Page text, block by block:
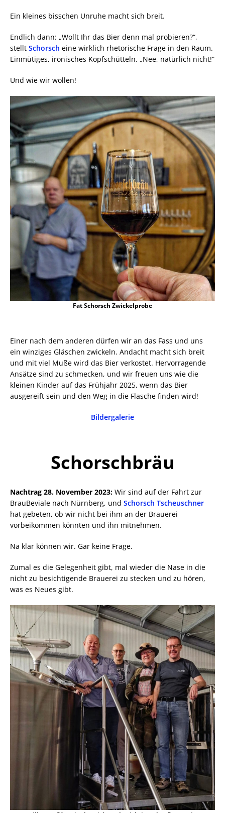
Ein kleines bisschen Unruhe macht sich breit.
Endlich dann: „Wollt Ihr das Bier denn mal probieren?“,
stellt Schorsch eine wirklich rhetorische Frage in den Raum.
Einmütiges, ironisches Kopfschütteln. „Nee, natürlich nicht!“
Und wie wir wollen!
Fat Schorsch Zwickelprobe
Einer nach dem anderen dürfen wir an das Fass und uns
ein winziges Gläschen zwickeln. Andacht macht sich breit
und mit viel Muße wird das Bier verkostet. Hervorragende
Ansätze sind zu schmecken, und wir freuen uns wie die
kleinen Kinder auf das Frühjahr 2025, wenn das Bier
ausgereift sein und den Weg in die Flasche finden wird!
Bildergalerie
Schorschbräu
Nachtrag 28. November 2023: Wir sind auf der Fahrt zur
BrauBeviale nach Nürnberg, und Schorsch Tscheuschner
hat gebeten, ob wir nicht bei ihm an der Brauerei
vorbeikommen könnten und ihn mitnehmen.
Na klar können wir. Gar keine Frage.
Zumal es die Gelegenheit gibt, mal wieder die Nase in die
nicht zu besichtigende Brauerei zu stecken und zu hören,
was es Neues gibt.